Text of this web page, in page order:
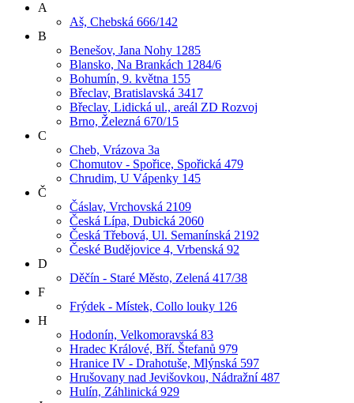
A
Aš, Chebská 666/142
B
Benešov, Jana Nohy 1285
Blansko, Na Brankách 1284/6
Bohumín, 9. května 155
Břeclav, Bratislavská 3417
Břeclav, Lidická ul., areál ZD Rozvoj
Brno, Železná 670/15
C
Cheb, Vrázova 3a
Chomutov - Spořice, Spořická 479
Chrudim, U Vápenky 145
Č
Čáslav, Vrchovská 2109
Česká Lípa, Dubická 2060
Česká Třebová, Ul. Semanínská 2192
České Budějovice 4, Vrbenská 92
D
Děčín - Staré Město, Zelená 417/38
F
Frýdek - Místek, Collo louky 126
H
Hodonín, Velkomoravská 83
Hradec Králové, Bří. Štefanů 979
Hranice IV - Drahotuše, Mlýnská 597
Hrušovany nad Jevišovkou, Nádražní 487
Hulín, Záhlinická 929